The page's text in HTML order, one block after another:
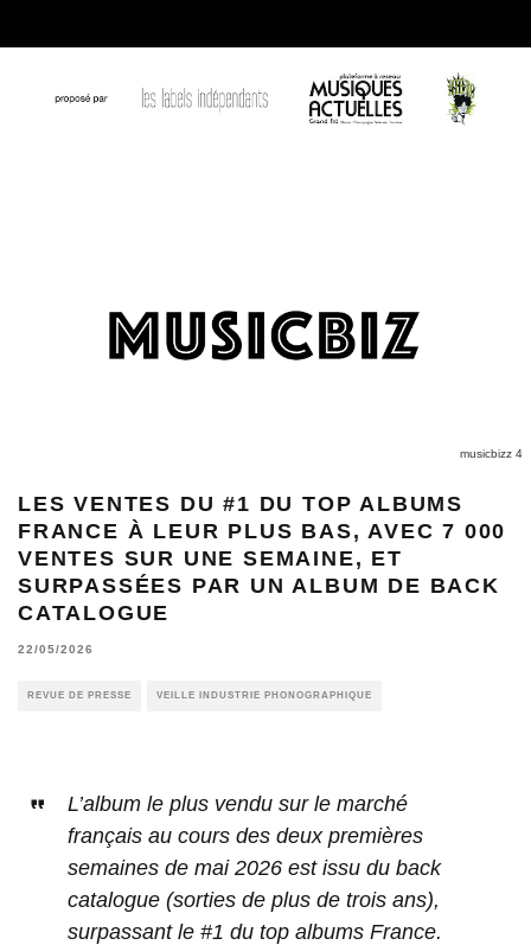
musicbizz 4
LES VENTES DU #1 DU TOP ALBUMS
FRANCE À LEUR PLUS BAS, AVEC 7 000
VENTES SUR UNE SEMAINE, ET
SURPASSÉES PAR UN ALBUM DE BACK
CATALOGUE
22/05/2026
REVUE DE PRESSE VEILLE INDUSTRIE PHONOGRAPHIQUE
L’album le plus vendu sur le marché
français au cours des deux premières
semaines de mai 2026 est issu du back
catalogue (sorties de plus de trois ans),
surpassant le #1 du top albums France.